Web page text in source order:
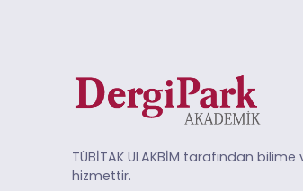
TÜBİTAK ULAKBİM tarafından
hizmettir.